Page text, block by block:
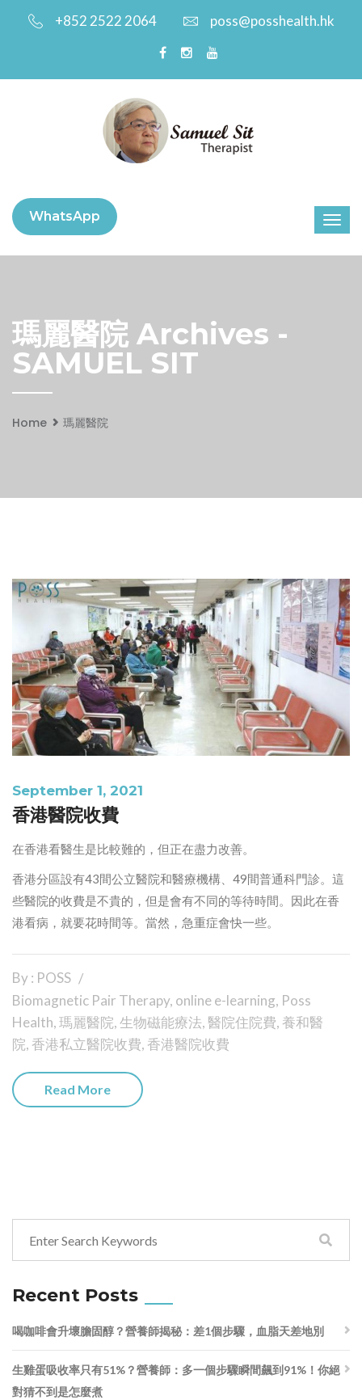
+852 2522 2064 poss@posshealth.hk
WhatsApp
瑪麗醫院 Archives -
SAMUEL SIT
Home 瑪麗醫院
September 1, 2021
香港醫院收費
在香港看醫生是比較難的，但正在盡力改善。
香港分區設有43間公立醫院和醫療機構、49間普通科門診。這
些醫院的收費是不貴的，但是會有不同的等待時間。因此在香
港看病，就要花時間等。當然，急重症會快一些。
By : POSS
Biomagnetic Pair Therapy, online e-learning, Poss
Health,瑪麗醫院, 生物磁能療法, 醫院住院費, 養和醫
院, 香港私立醫院收費, 香港醫院收費
Read More
Recent Posts
喝咖啡會升壞膽固醇？營養師揭秘：差1個步驟，血脂天差地別
生雞蛋吸收率只有51%？營養師：多一個步驟瞬間飆到91%！你絕
對猜不到是怎麼煮